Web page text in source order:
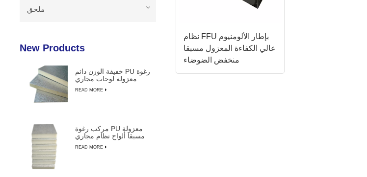
نظام FFU بإطار الألومنيوم
عالي الكفاءة المعزول مسبقا
منخفض الضوضاء
ملحق
New Products
خفيفة الوزن دائم PU رغوة
معزولة لوحات مجاري
الهواء
READ MORE
مركب رغوة PU معزولة
مسبقا ألواح نظام مجاري
READ MORE